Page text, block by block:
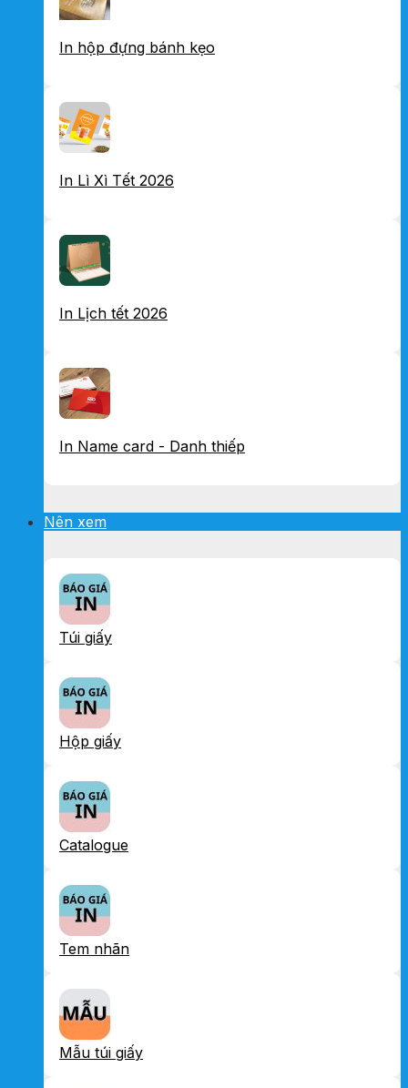
In hộp đựng bánh kẹo
In Lì Xì Tết 2026
In Lịch tết 2026
In Name card - Danh thiếp
Nên xem
Túi giấy
Hộp giấy
Catalogue
Tem nhãn
Mẫu túi giấy